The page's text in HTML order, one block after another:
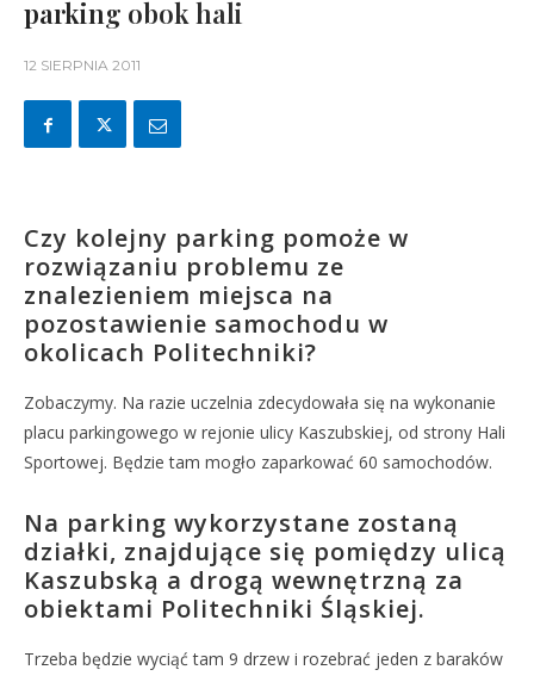
parking obok hali
12 SIERPNIA 2011
Czy kolejny parking pomoże w
rozwiązaniu problemu ze
znalezieniem miejsca na
pozostawienie samochodu w
okolicach Politechniki?
Zobaczymy. Na razie uczelnia zdecydowała się na wykonanie
placu parkingowego w rejonie ulicy Kaszubskiej, od strony Hali
Sportowej. Będzie tam mogło zaparkować 60 samochodów.
Na parking wykorzystane zostaną
działki, znajdujące się pomiędzy ulicą
Kaszubską a drogą wewnętrzną za
obiektami Politechniki Śląskiej.
Trzeba będzie wyciąć tam 9 drzew i rozebrać jeden z baraków